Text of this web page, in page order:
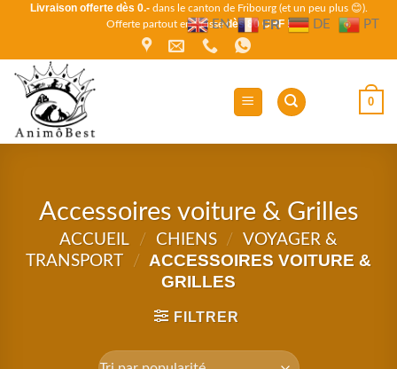
PasserLivraison offerte dès 0.-dans le canton de Fribourg (et un peu plus 😊).
Offerte partout en Suissedès 80 CHF !
0
Accessoires voiture & Grilles
ACCUEIL / CHIENS /
VOYAGER &
TRANSPORT
/
ACCESSOIRES VOITURE &
GRILLES
FILTRER
EN FR DE PT